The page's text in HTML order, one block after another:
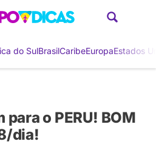
do SulBrasilCaribeEuropaEstados
para o PERU! BOM
dia!